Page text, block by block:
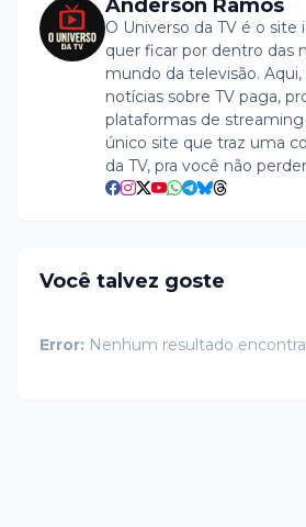
Anderson Ramos
O Universo da TV é o site
quer ficar por dentro das
mundo da televisão.
notícias sobre TV paga,
plataformas de
único site que traz uma
da TV, pra você não
Você talvez goste
Error: Nenhum resultado